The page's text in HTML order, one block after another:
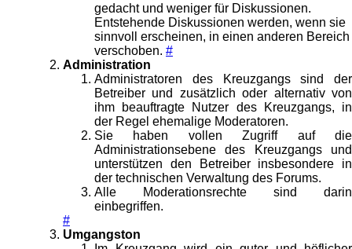
gedacht und weniger für Diskussionen.
Entstehende Diskussionen werden, wenn sie
sinnvoll erscheinen, in einen anderen Bereich
verschoben. #
Administration
Administratoren des Kreuzgangs sind der
Betreiber und zusätzlich oder alternativ von
ihm beauftragte Nutzer des Kreuzgangs, in
der Regel ehemalige Moderatoren.
Sie haben vollen Zugriff auf die
Administrationsebene des Kreuzgangs und
unterstützen den Betreiber insbesondere in
der technischen Verwaltung des Forums.
Alle Moderationsrechte sind darin
einbegriffen.
#
Umgangston